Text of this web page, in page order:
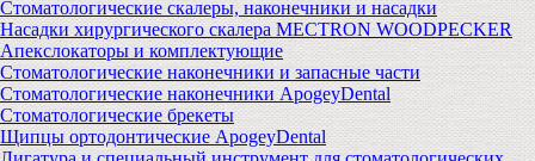
Стоматологические скалеры, наконечники и насадки
Насадки хирургического скалера MECTRON WOODPECKER
Апекслокаторы и комплектующие
Стоматологические наконечники и запасные части
Стоматологические наконечники ApogeyDental
Стоматологические брекеты
Щипцы ортодонтические ApogeyDental